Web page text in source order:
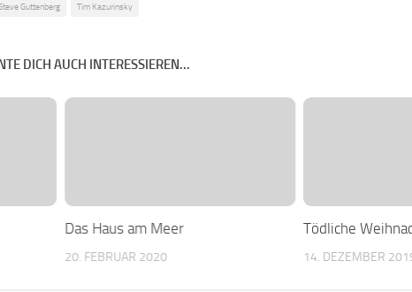
Guttenberg Tim Kazurinsky
DICH AUCH INTERESSIEREN...
Das Haus am Meer
20. FEBRUAR 2020
Tödliche
14. DEZEMBER